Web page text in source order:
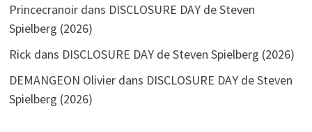
Princecranoirdans DISCLOSURE DAY de Steven
Spielberg (2026)
Rick dans DISCLOSURE DAY de Steven Spielberg (2026)
DEMANGEON Olivierdans DISCLOSURE DAY de Steven
Spielberg (2026)